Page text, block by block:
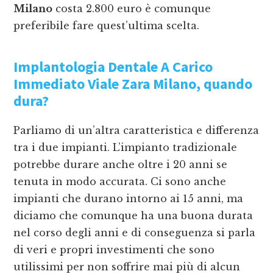
Milano costa 2.800 euro è comunque
preferibile fare quest’ultima scelta.
Implantologia Dentale A Carico
Immediato Viale Zara Milano, quando
dura?
Parliamo di un’altra caratteristica e differenza
tra i due impianti. L’impianto tradizionale
potrebbe durare anche oltre i 20 anni se
tenuta in modo accurata. Ci sono anche
impianti che durano intorno ai 15 anni, ma
diciamo che comunque ha una buona durata
nel corso degli anni e di conseguenza si parla
di veri e propri investimenti che sono
utilissimi per non soffrire mai più di alcun